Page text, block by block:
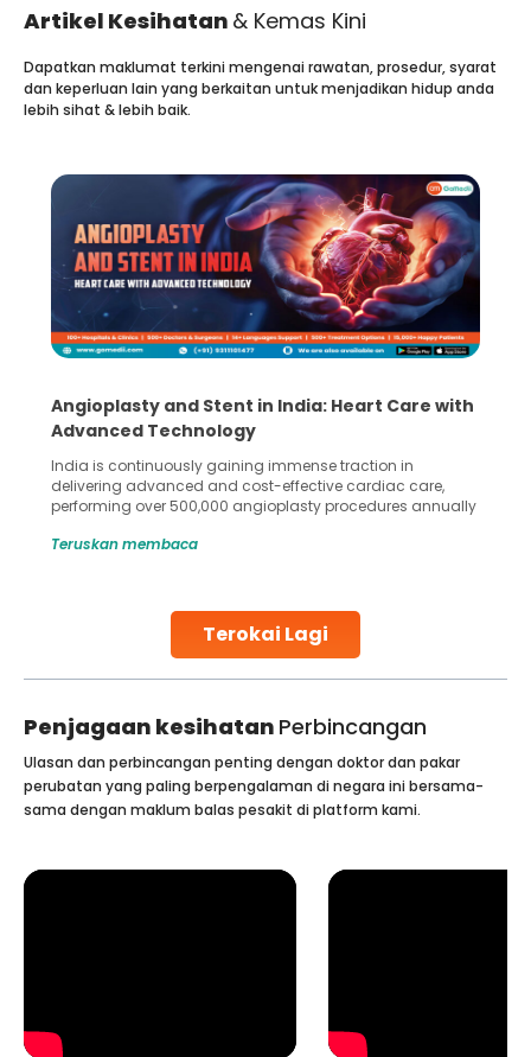
Artikel Kesihatan & Kemas Kini
Terokai Lagi
Dapatkan maklumat terkini mengenai rawatan, prosedur, syarat
dan keperluan lain yang berkaitan untuk menjadikan hidup anda
lebih sihat & lebih baik.
5 Essential Steps for Effective Human Sperm
Collection and Processing Methods
Human sperm collection and processing are critical steps
in advanced reproductive techniques like In Vitro
Fertilization (IVF) and intrauterine insemination (IUI). These
challenges and help couples achieve their dream of
collected, they process the
Teruskan membaca
Penjagaan kesihatan Perbincangan
Ulasan dan perbincangan penting dengan doktor dan pakar
perubatan yang paling berpengalaman di negara ini bersama-
sama dengan maklum balas pesakit di platform kami.